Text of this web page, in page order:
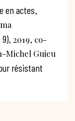
en actes,
, 2019, co-
Michel Guieu
résistant